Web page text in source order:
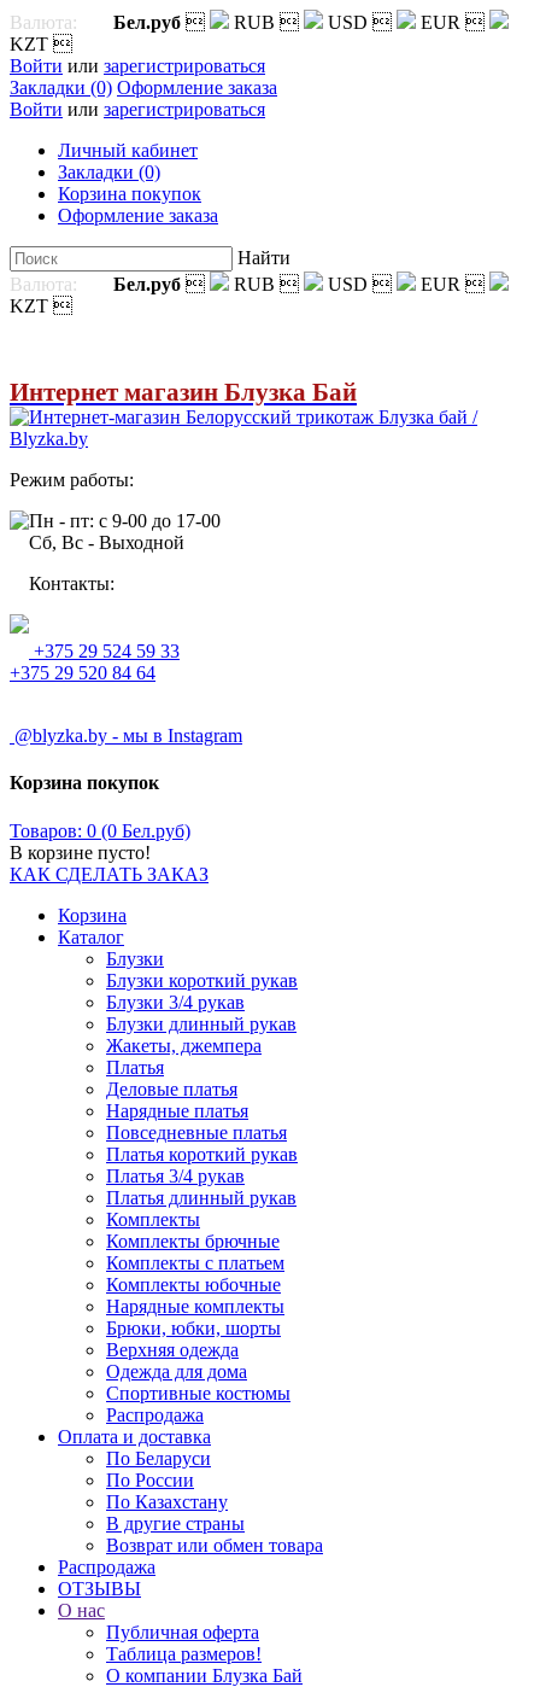
Валюта: Бел.руб  RUB  USD  EUR 
KZT 
Войти или зарегистрироваться
Закладки (0) Оформление заказа
Войти или зарегистрироваться
Личный кабинет
Закладки (0)
Корзина покупок
Оформление заказа
Найти
Валюта:
Бел.руб  RUB  USD  EUR 
KZT 
Интернет магазин Блузка Бай
Режим работы:
Пн - пт: с 9-00 до 17-00
Сб, Вс - Выходной
Контакты:
+375 29 524 59 33
+375 29 520 84 64
@blyzka.by - мы в Instagram
Корзина покупок
Товаров: 0 (0 Бел.руб)
В корзине пусто!
КАК СДЕЛАТЬ ЗАКАЗ
Корзина
Каталог
Блузки
Блузки короткий рукав
Блузки 3/4 рукав
Блузки длинный рукав
Жакеты, джемпера
Платья
Деловые платья
Нарядные платья
Повседневные платья
Платья короткий рукав
Платья 3/4 рукав
Платья длинный рукав
Комплекты
Комплекты брючные
Комплекты с платьем
Комплекты юбочные
Нарядные комплекты
Брюки, юбки, шорты
Верхняя одежда
Одежда для дома
Спортивные костюмы
Распродажа
Оплата и доставка
По Беларуси
По России
По Казахстану
В другие страны
Возврат или обмен товара
Распродажа
ОТЗЫВЫ
О нас
Публичная оферта
Таблица размеров!
О компании Блузка Бай